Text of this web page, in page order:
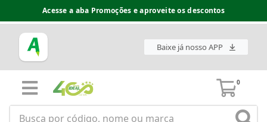
Acesse a aba Promoções e aproveite os descontos
Baixe já nosso APP
0